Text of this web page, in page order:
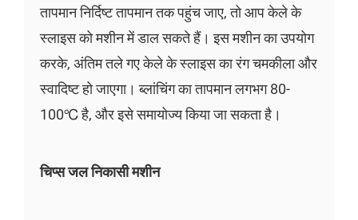
तापमान निर्दिष्ट तापमान तक पहुंच जाए, तो आप केले के
स्लाइस को मशीन में डाल सकते हैं। इस मशीन का उपयोग
करके, अंतिम तले गए केले के स्लाइस का रंग चमकीला और
स्वादिष्ट हो जाएगा। ब्लांचिंग का तापमान लगभग 80-
100℃ है, और इसे समायोज्य किया जा सकता है।
चिप्स जल निकासी मशीन